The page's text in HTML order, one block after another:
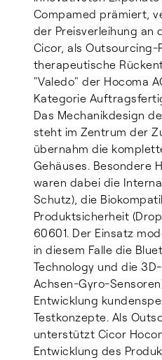
Compamed prämiert,
der Preisverleihung an
Cicor, als
therapeutische
"Valedo" der Hocoma
Kategorie
Das Mechanikdesign
steht im Zentrum der
übernahm die
Gehäuses. Besondere
waren dabei die
Schutz), die
Produktsicherheit
60601. Der Einsatz
in diesem Falle die
Technology und die
Achsen-Gyro-
Entwicklung
Testkonzepte. Als
unterstützt Cicor
Entwicklung des